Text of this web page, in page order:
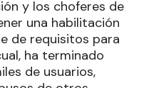
y los choferes de
una habilitación
de requisitos para
ha terminado
de usuarios,